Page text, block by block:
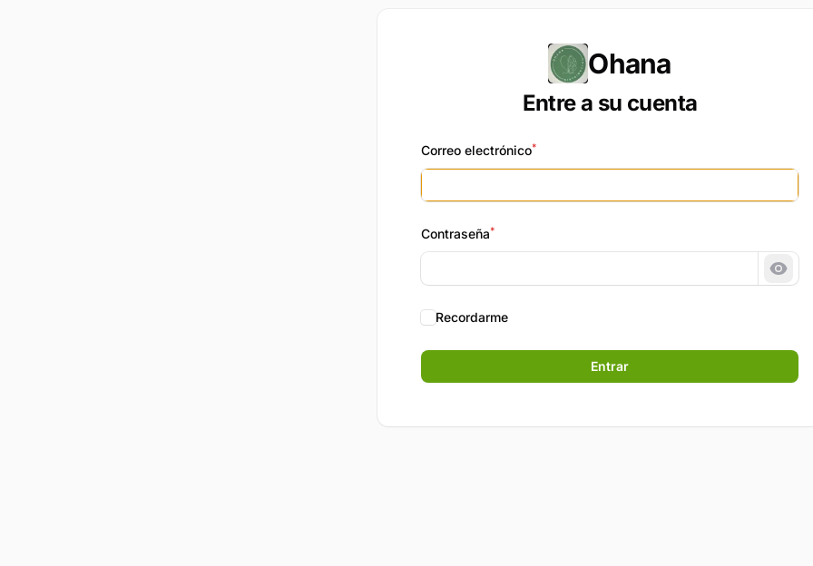
Ohana
Entre a su cuenta
Correo electrónico*
Contraseña*
Recordarme
Entrar